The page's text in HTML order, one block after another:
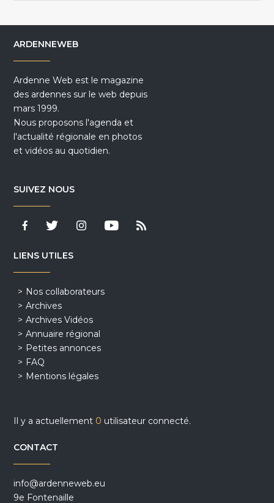
ARDENNEWEB
Ardenne Web est le magazine
des ardennes sur le web depuis
mars 1999.
Nous proposons l'agenda et
l'actualité régionale en photos
et vidéos au quotidien.
SUIVEZ NOUS
LIENS UTILES
Nos collaborateurs
Archives
Archives Vidéos
Annuaire régional
Petites annonces
FAQ
Mentions légales
Il y a actuellement 0 utilisateur connecté.
CONTACT
info@ardenneweb.eu
9e Fontenaille